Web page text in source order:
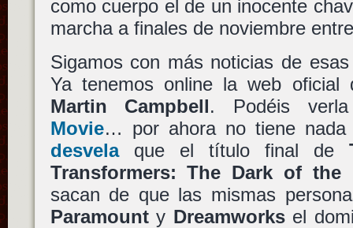
como cuerpo el de un inocente
marcha a finales de noviembre
Sigamos con más noticias de
Ya tenemos online la web
Martin Campbell. Podéis
Movie… por ahora no tiene nada
desvelaque el título final de
Transformers: The Dark of the
sacan de que las mismas
Paramounty Dreamworksel